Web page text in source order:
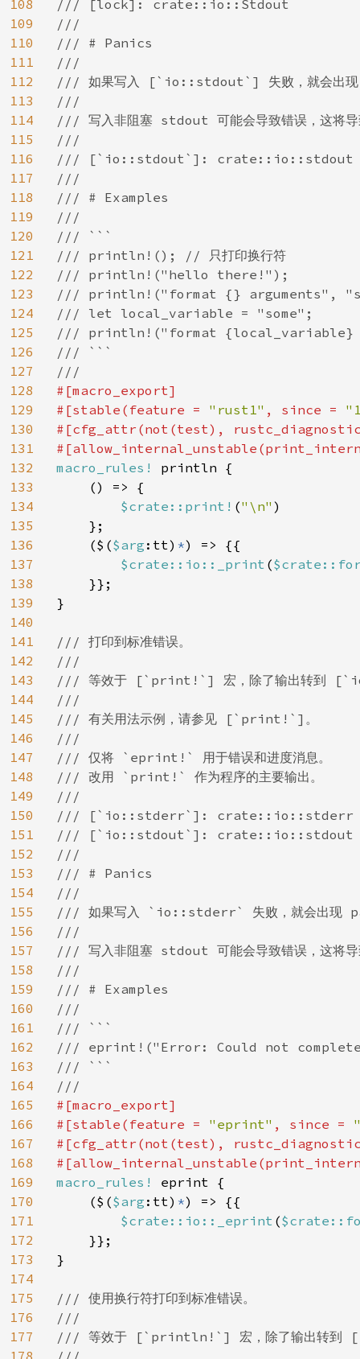
108
109
110
111
112
113
114
115
116
117
118
119
120
121
122
123
124
125
126
127
128
129
130
131
132
133
134
135
136
137
138
139
140
141
142
143
144
145
146
147
148
149
150
151
152
153
154
155
156
157
158
159
160
161
162
163
164
165
166
167
168
169
170
171
172
173
174
175
176
177
178
/// [lock]: crate::io::Stdout
///
/// # Panics
///
/// 如果写入 [`io::stdout`] 失败，就会出
///
/// 写入非阻塞 stdout 可能会导致错误，这将
///
/// [`io::stdout`]: crate::io::stdout
///
/// # Examples
///
/// ```
/// println!(); // 只打印换行符
/// println!("hello there!");
/// println!("format {} arguments",
/// let local_variable = "some";
/// println!("format {local_variable}
/// ```
#[macro_export]
#[stable(feature = "rust1" , since =
#[cfg_attr(not(test),
macro_rules! println {
    () => {
$crate::print! ("\n" )
    };
    ($(
$arg :tt) *) => {{
$crate::io::_print ($
    }};
}
/// 打印到标准错误。
///
/// 等效于 [`print!`] 宏，除了输出转
///
/// 有关用法示例，请参见 [`print!`]。
///
/// 仅将 `eprint!` 用于错误和进度消息。
/// 改用 `print!` 作为程序的主要输出。
///
/// [`io::stderr`]: crate::io::stderr
/// [`io::stdout`]: crate::io::stdout
///
/// # Panics
///
/// 如果写入 `io::stderr` 失败，就会出现
///
/// 写入非阻塞 stdout 可能会导致错误，这将
///
/// # Examples
///
/// ```
/// eprint!("Error: Could not
/// ```
#[macro_export]
#[stable(feature = "eprint" , since =
#[cfg_attr(not(test),
macro_rules! eprint {
    ($(
$arg :tt) *) => {{
$crate::io::_eprint ($
    }};
}
/// 使用换行符打印到标准错误。
///
/// 等效于 [`println!`] 宏，除了输出转
///